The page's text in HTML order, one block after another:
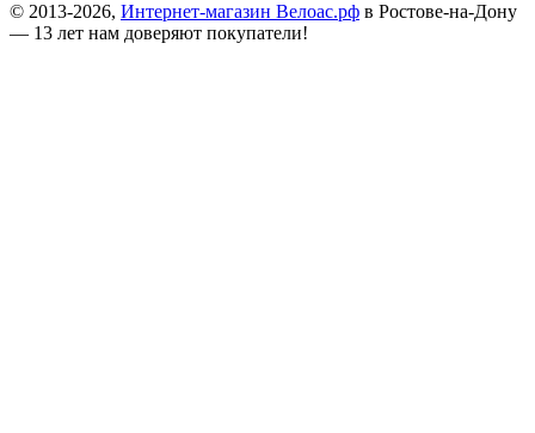
© 2013-2026, Интернет-магазин Велоас.рф в Ростове-на-Дону
— 13 лет нам доверяют покупатели!